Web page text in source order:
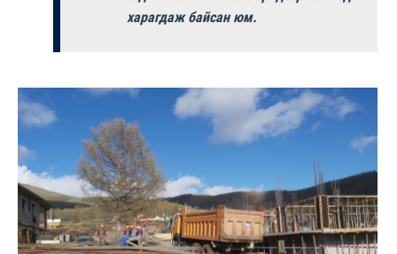
харагдаж байсан юм.